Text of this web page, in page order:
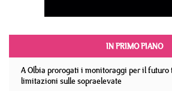
IN PRIMO PIANO
A Olbia prorogati i monitoraggi per il futuro
limitazioni sulle sopraelevate